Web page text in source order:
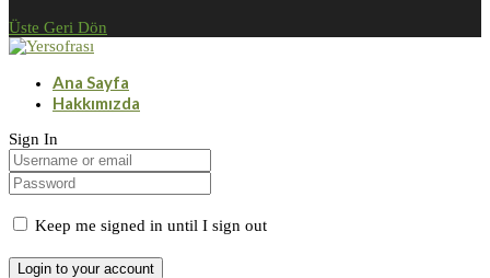
Üste Geri Dön
Ana Sayfa
Hakkımızda
Sign In
Keep me signed in until I sign out